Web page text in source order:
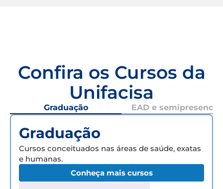
Confira os Cursos da
Unifacisa
Graduação EAD e semipresencial
Graduação
Cursos conceituados nas áreas de saúde, exatas
e humanas.
Conheça mais cursos